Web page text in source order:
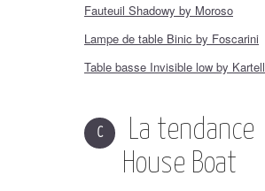
Fauteuil Shadowy by Moroso
Lampe de table Binic by Foscarini
Table basse Invisible low by Kartell
C
La tendance
House Boat